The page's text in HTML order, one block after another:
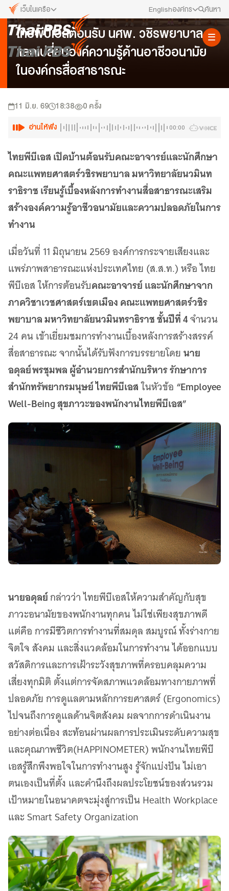
เว็บในเครือ
เว็บไซต์ในเครือ
ALTV
ทุกความสุข...ดูฟรี ไม่มีโฆษณา
The Active
Thai PBS Kids
Thai PBS Podcast
View The World via The Voice
Thai PBS World
We Bring Thailand to The World
C-SITE
เพราะพลังการสื่อสารอยู่ในมือคุณ
นิเวศสื่อสาธารณะท้องถิ่นคุณภาพ
Policy Watch
Making Data Visible
Thai PBS Verify
ตรวจสอบข่าวปลอม คัดกรองข่าวจริง
Englishองค์กร
สมัครงาน/ฝึกงาน
ติดต่อเรา
About Thai PBS
ค้นหา
ข่าวเยี่ยมชม
ไทยพีบีเอสต้อนรับ นศพ. วชิรพยาบาล
แลกเปลี่ยนองค์ความรู้ด้านอาชีวอนามัย
ในองค์กรสื่อสาธารณะ
11 มิ.ย. 69 18:38 0 ครั้ง
อ่านให้ฟัง 00:00
ไทยพีบีเอส เปิดบ้านต้อนรับคณะอาจารย์และนักศึกษา
คณะแพทยศาสตร์วชิรพยาบาล มหาวิทยาลัยนวมินท
ราธิราช เรียนรู้เบื้องหลังการทำงานสื่อสาธารณะเสริม
สร้างองค์ความรู้อาชีวอนามัยและความปลอดภัยในการ
ทำงาน
เมื่อวันที่ 11 มิถุนายน 2569 องค์การกระจายเสียงและ
แพร่ภาพสาธารณะแห่งประเทศไทย (ส.ส.ท.) หรือ ไทย
พีบีเอส ให้การต้อนรับคณะอาจารย์ และนักศึกษาจาก
ภาควิชาเวชศาสตร์เขตเมือง คณะแพทยศาสตร์วชิร
พยาบาล มหาวิทยาลัยนวมินทราธิราช ชั้นปีที่ 4จำนวน
24 คน เข้าเยี่ยมชมการทำงานเบื้องหลังการสร้างสรรค์
สื่อสาธารณะ จากนั้นได้รับฟังการบรรยายโดยนาย
อดุลย์ พรชุมพล ผู้อำนวยการสำนักบริหาร รักษาการ
สำนักทรัพยากรมนุษย์ ไทยพีบีเอสในหัวข้อ “Employee
Well-Being สุขภาวะของพนักงานไทยพีบีเอส”
นายอดุลย์กล่าวว่า ไทยพีบีเอสให้ความสำคัญกับสุข
ภาวะอนามัยของพนักงานทุกคน ไม่ใช่เพียงสุขภาพดี
แต่คือ การมีชีวิตการทำงานที่สมดุล สมบูรณ์ ทั้งร่างกาย
จิตใจ สังคม และสิ่งแวดล้อมในการทำงาน ได้ออกแบบ
สวัสดิการและการเฝ้าระวังสุขภาพที่ครอบคลุมความ
เสี่ยงทุกมิติ ตั้งแต่การจัดสภาพแวดล้อมทางกายภาพที่
ปลอดภัย การดูแลตามหลักการยศาสตร์ (Ergonomics)
ไปจนถึงการดูแลด้านจิตสังคม ผลจากการดำเนินงาน
อย่างต่อเนื่อง สะท้อนผ่านผลการประเมินระดับความสุข
และคุณภาพชีวิต(HAPPINOMETER) พนักงานไทยพีบี
เอสรู้สึกพึงพอใจในการทำงานสูง รู้จักแบ่งปัน ไม่เอา
ตนเองเป็นที่ตั้ง และคำนึงถึงผลประโยชน์ของส่วนรวม
เป้าหมายในอนาคตจะมุ่งสู่การเป็น Health Workplace
และ Smart Safety Organization